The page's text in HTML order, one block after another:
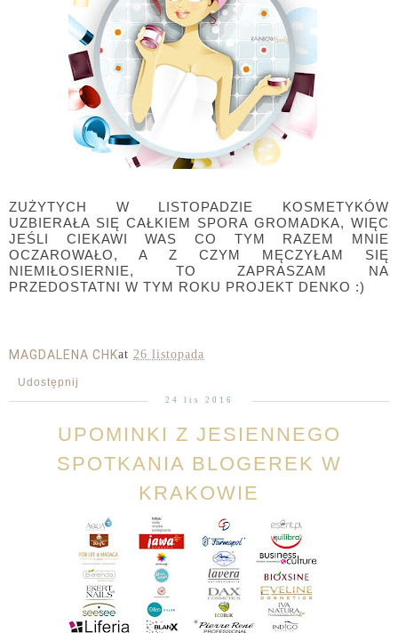
ZUŻYTYCH W LISTOPADZIE KOSMETYKÓW
UZBIERAŁA SIĘ CAŁKIEM SPORA GROMADKA, WIĘC
JEŚLI CIEKAWI WAS CO TYM RAZEM MNIE
OCZAROWAŁO, A Z CZYM MĘCZYŁAM SIĘ
NIEMIŁOSIERNIE, TO ZAPRASZAM NA
PRZEDOSTATNI W TYM ROKU PROJEKT DENKO :)
MAGDALENA CHKat 26 listopada
Udostępnij
24 lis 2016
UPOMINKI Z JESIENNEGO
SPOTKANIA BLOGEREK W
KRAKOWIE